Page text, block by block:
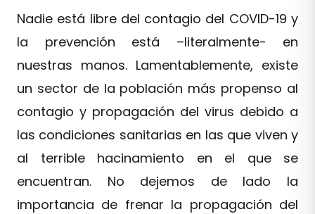
Nadie está libre del contagio del COVID-19 y
la prevención está –literalmente- en
nuestras manos. Lamentablemente, existe
un sector de la población más propenso al
contagio y propagación del virus debido a
las condiciones sanitarias en las que viven y
al terrible hacinamiento en el que se
encuentran. No dejemos de lado la
importancia de frenar la propagación del